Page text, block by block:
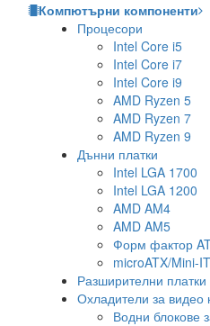
Компютърни компоненти
Процесори
Intel Core i5
Intel Core i7
Intel Core i9
AMD Ryzen 5
AMD Ryzen 7
AMD Ryzen 9
Дънни платки
Intel LGA 1700
Intel LGA 1200
AMD AM4
AMD AM5
Форм фактор
microATX/Mini-
Разширителни платки
Охладители за видео
Водни блокове